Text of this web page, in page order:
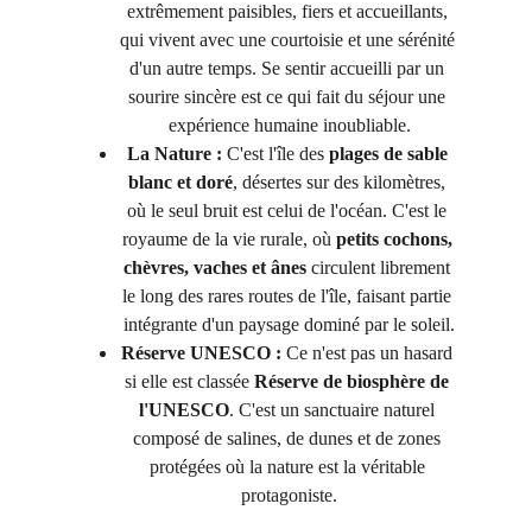
extrêmement paisibles, fiers et accueillants,
qui vivent avec une courtoisie et une sérénité
d'un autre temps. Se sentir accueilli par un
sourire sincère est ce qui fait du séjour une
expérience humaine inoubliable.
La Nature : C'est l'île des plages de sable
blanc et doré, désertes sur des kilomètres,
où le seul bruit est celui de l'océan. C'est le
royaume de la vie rurale, où petits cochons,
chèvres, vaches et ânes circulent librement
le long des rares routes de l'île, faisant partie
intégrante d'un paysage dominé par le soleil.
Réserve UNESCO : Ce n'est pas un hasard
si elle est classée Réserve de biosphère de
l'UNESCO. C'est un sanctuaire naturel
composé de salines, de dunes et de zones
protégées où la nature est la véritable
protagoniste.